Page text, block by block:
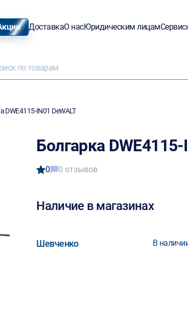
ДоставкаО насЮридическим лицам
DWE4115-IN01 DeWALT
Болгарка
0 0 отзывов
Наличие в магазинах
Шевченко В